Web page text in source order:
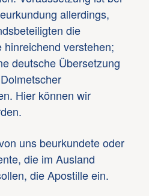
allerdings,
die
verstehen;
deutsche Übersetzung
Hier können wir
uns beurkundete oder
die im Ausland
die Apostille ein.